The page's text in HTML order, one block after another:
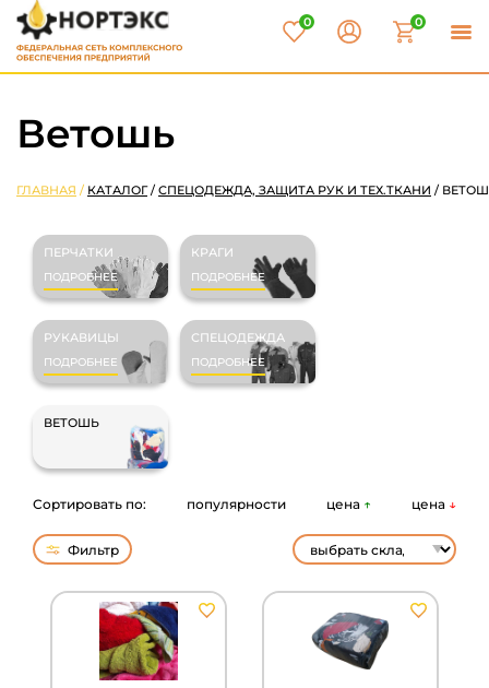
0 0
Ветошь
ГЛАВНАЯ / КАТАЛОГ/ СПЕЦОДЕЖДА, ЗАЩИТА РУК И ТЕХ.ТКАНИ /
ПЕРЧАТКИ
ПОДРОБНЕЕ
КРАГИ
ПОДРОБНЕЕ
РУКАВИЦЫ
ПОДРОБНЕЕ
СПЕЦОДЕЖДА
ПОДРОБНЕЕ
ВЕТОШЬ
Сортировать по: популярности цена ↑ цена ↓
Фильтр